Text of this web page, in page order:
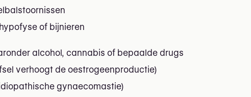
of bijnieren
alcohol, cannabis of bepaalde drugs
verhoogt de oestrogeenproductie)
gynaecomastie)